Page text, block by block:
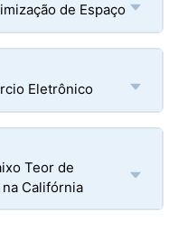
de Espaço
Eletrônico
Teor de
Califórnia